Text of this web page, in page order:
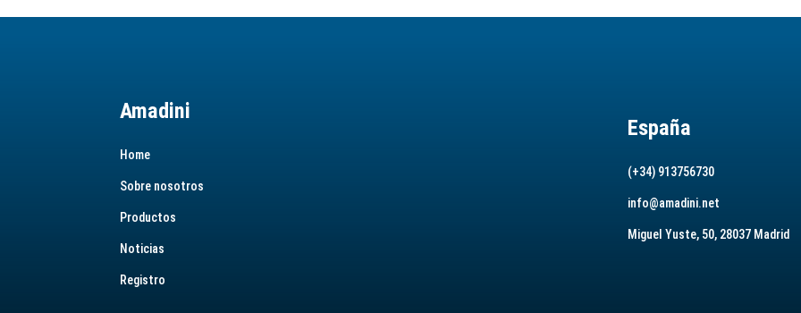
Amadini
Home
Sobre nosotros
Productos
Noticias
Registro
España
(+34) 913756730
info@amadini.net
Miguel Yuste, 50, 28037 Madrid